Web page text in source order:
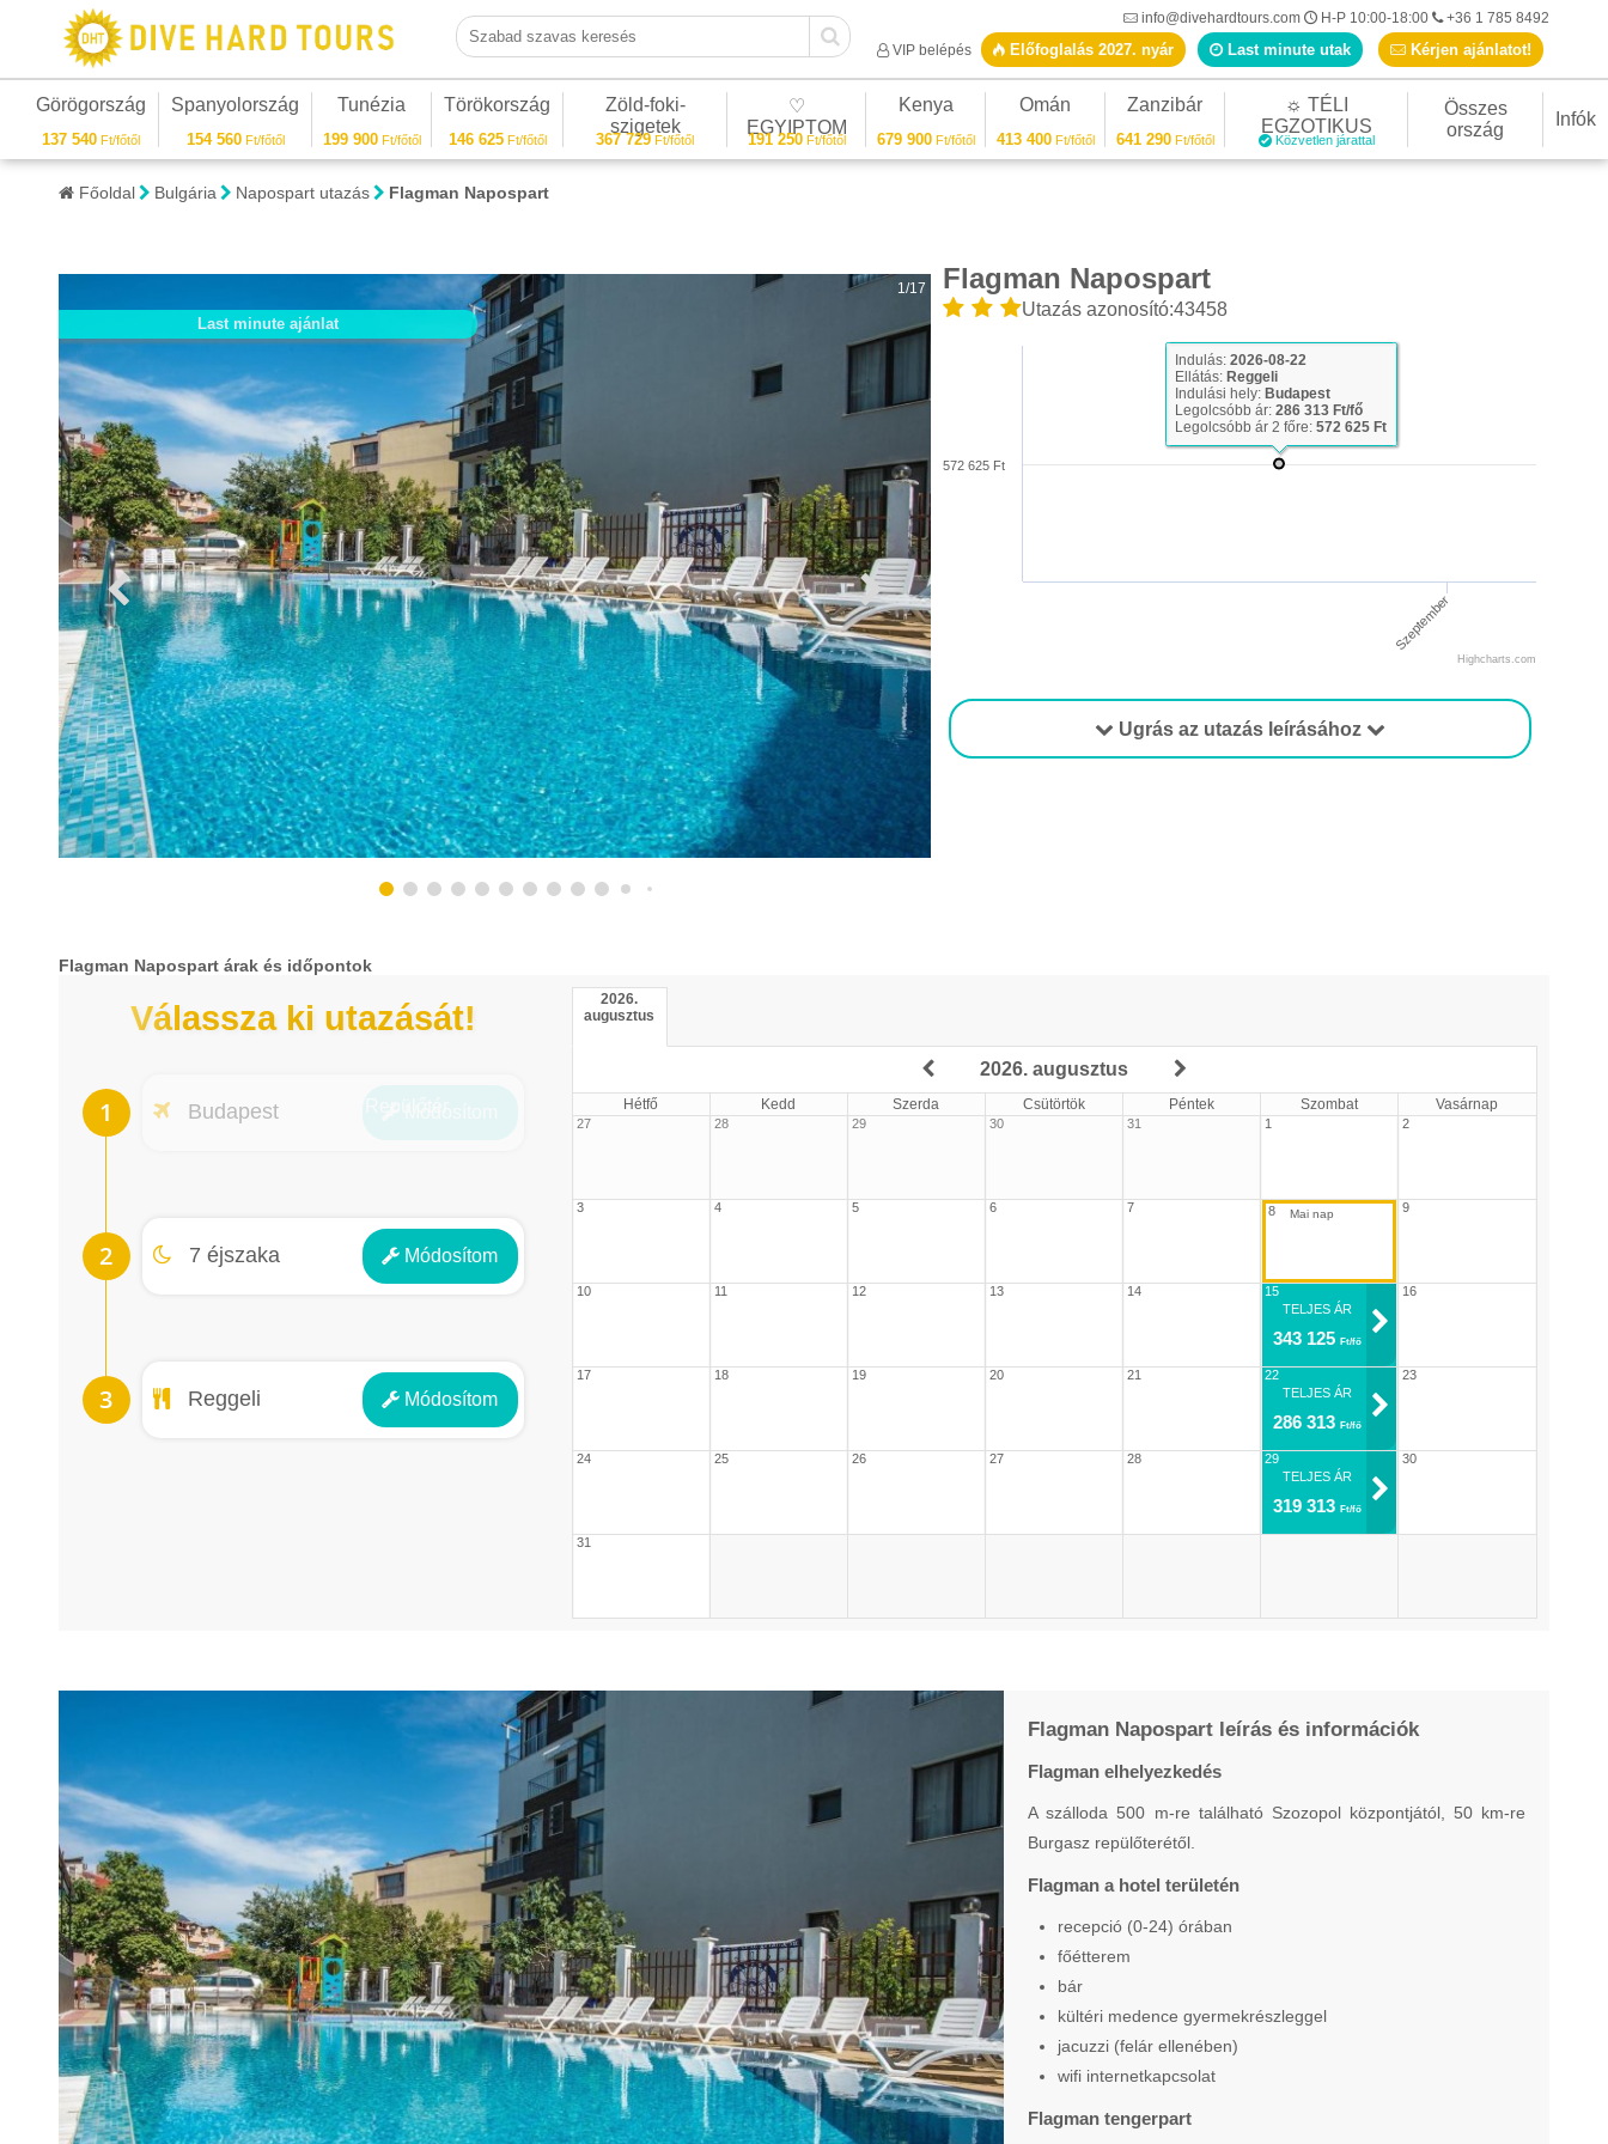
Szabad szavas keresés
info@divehardtours.com H-P 10:00-18:00
+36 1 785 8492
VIP belépés
Előfoglalás 2027. nyár Last minute utak Kérjen ajánlatot!
Görögország
137 540 Ft/főtől
Spanyolország
154 560Ft/főtől
Tunézia
199 900Ft/főtől
Törökország
146 625Ft/főtől
Zöld-foki-
szigetek
367 729 Ft/főtől
♡
EGYIPTOM
191 250Ft/főtől
Kenya
679 900Ft/főtől
Omán
413 400Ft/főtől
Zanzibár
641 290Ft/főtől
☼ TÉLI
EGZOTIKUS
Közvetlen járattal
Összes
ország
Infók
Főoldal Bulgária Napospart utazás Flagman Napospart
Flagman Napospart
Utazás azonosító:43458
Szeptember
572 625 Ft
Highcharts.com
Indulás:2026-08-22
Ellátás: Reggeli
Indulási hely: Budapest
Legolcsóbb ár:286 313 Ft/fő
Legolcsóbb ár 2 főre:572 625 Ft
Ugrás az utazás leírásához
1/17
Last minute ajánlat
Flagman Napospart árak és időpontok
Válassza ki utazását!
Budapest
7 éjszaka Módosítom
Éjszakák
Reggeli Módosítom
Ellátás
2026.
augusztus
2026. augusztus
Hétfő Kedd Szerda Csütörtök Péntek Szombat Vasárnap
27 28 29 30 31 1 2
3 4 5 6 7 8 9
10 11 12 13 14
15
TELJES ÁR
343 125Ft/fő
16
17 18 19 20 21
22
TELJES ÁR
286 313Ft/fő
23
24 25 26 27 28
29
TELJES ÁR
319 313Ft/fő
30
31
Flagman Napospart leírás és információk
Flagman elhelyezkedés
A szálloda 500 m-re található Szozopol központjától, 50 km-re
Burgasz repülőterétől.
Flagman a hotel területén
recepció (0-24) órában
főétterem
bár
kültéri medence gyermekrészleggel
jacuzzi (felár ellenében)
wifi internetkapcsolat
Flagman tengerpart